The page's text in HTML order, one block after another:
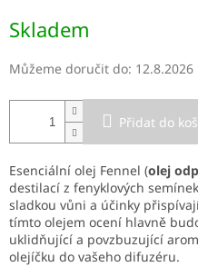
cena:
Skladem
Můžeme doručit do: 12.8.2026
Přidat do
Esenciální olej Fennel (olej
destilací z fenyklových
sladkou vůni a účinky
tímto olejem ocení hlavně
uklidňující a povzbuzující
olejíčku do vašeho difuzéru.